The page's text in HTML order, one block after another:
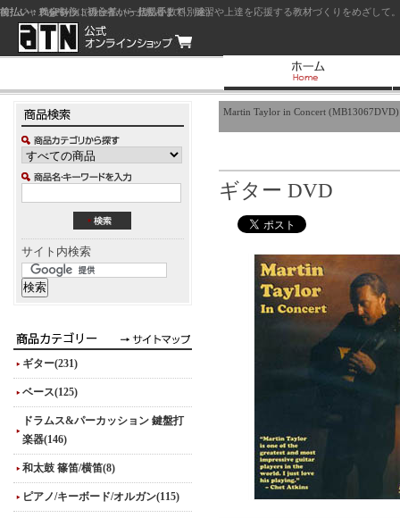
ジャズを中心に初心者から上級者まで、練習や上達を応援する教材づくりをめざし
サイト内検索
ギター(231)
ベース(125)
ドラムス&パーカッション 鍵盤打
楽器(146)
和太鼓 篠笛/横笛(8)
ピアノ/キーボード/オルガン(115)
Martin Taylor in Concert (MB13067DVD)
ギター DVD
前払い：クレジットカード（一括払い）
後払い：代金引換（現金払い・代引手数料別途）
前払い：PayPay